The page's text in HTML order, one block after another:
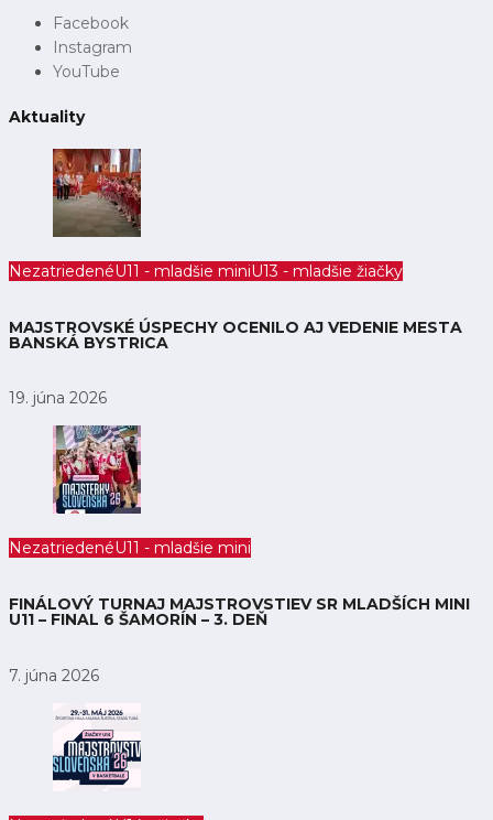
Facebook
Instagram
YouTube
Aktuality
NezatriedenéU11 - mladšie miniU13 - mladšie žiačky
MAJSTROVSKÉ ÚSPECHY OCENILO AJ VEDENIE MESTA
BANSKÁ BYSTRICA
19. júna 2026
NezatriedenéU11 - mladšie mini
FINÁLOVÝ TURNAJ MAJSTROVSTIEV SR MLADŠÍCH MINI
U11 – FINAL 6 ŠAMORÍN – 3. DEŇ
7. júna 2026